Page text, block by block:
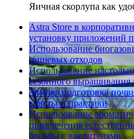
Яичная скорлупа как
Astra Store в
установку приложений
Использование
пищевых отходов
Использование
сезонного выращивания
Зимняя подготовка
советы и практики
Использование
привлечения
борьбы с вредителями